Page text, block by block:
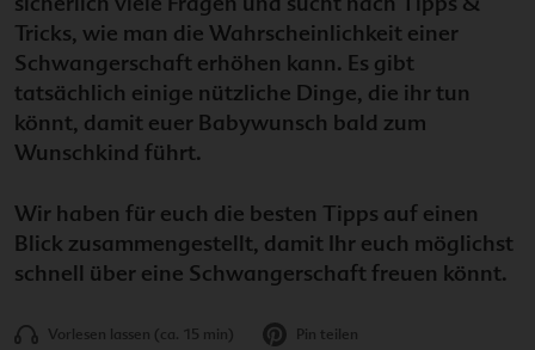
Tricks, wie man die Wahrscheinlichkeit einer
Schwangerschaft erhöhen kann. Es gibt
tatsächlich einige nützliche Dinge, die ihr tun
könnt, damit euer Babywunsch bald zum
Wunschkind führt.
Wir haben für euch die besten Tipps auf einen
Blick zusammengestellt, damit Ihr euch möglichst
schnell über eine Schwangerschaft freuen könnt.
Vorlesen lassen (ca. 15 min) Artikel teilen:
Pin teilen
Service
Produkte